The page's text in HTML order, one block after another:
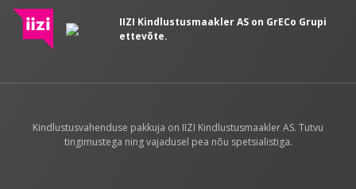
IIZI Kindlustusmaakler AS on GrECo Grupi
ettevõte.
Kindlustusvahenduse pakkuja on IIZI Kindlustusmaakler AS. Tutvu
tingimustega ning vajadusel pea nõu spetsialistiga.